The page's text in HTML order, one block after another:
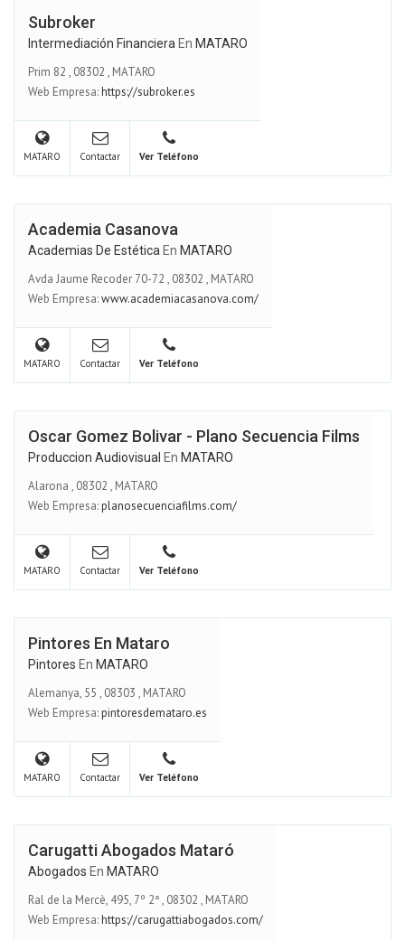
Subroker
Intermediación Financiera En MATARO
Prim 82 , 08302 , MATARO
Web Empresa:https://subroker.es
MATARO Contactar Ver Teléfono
Academia Casanova
Academias De Estética En MATARO
Avda Jaume Recoder 70-72 , 08302 , MATARO
Web Empresa:www.academiacasanova.com/
MATARO Contactar Ver Teléfono
Oscar Gomez Bolivar - Plano Secuencia Films
Produccion Audiovisual En MATARO
Alarona , 08302 , MATARO
Web Empresa:planosecuenciafilms.com/
MATARO Contactar Ver Teléfono
Pintores En Mataro
Pintores En MATARO
Alemanya, 55 , 08303 , MATARO
Web Empresa:pintoresdemataro.es
MATARO Contactar Ver Teléfono
Carugatti Abogados Mataró
Abogados En MATARO
Ral de la Mercè, 495, 7º 2ª, 08302 , MATARO
Web Empresa:https://carugattiabogados.com/